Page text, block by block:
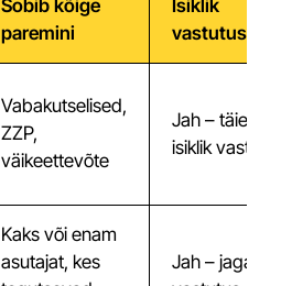
Sobib kõige
paremini
Isiklik
vastutus
Vabakutselised,
ZZP,
väikeettevõte
Jah – täielik
isiklik
Kaks või enam
asutajat, kes
Jah – jagatud